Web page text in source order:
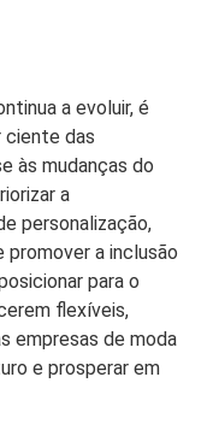
a evoluir, é
ciente das
às mudanças do
a
personalização,
promover a inclusão
para o
flexíveis,
empresas de moda
e prosperar em